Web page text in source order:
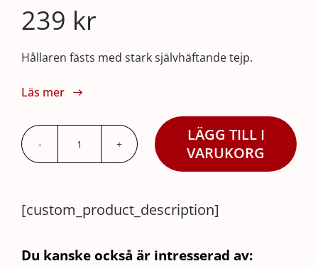
239 kr
Hållaren fästs med stark självhäftande tejp.
Läs mer
Dispenser
600ml
mängd
LÄGG TILL I
VARUKORG
[custom_product_description]
Du kanske också är intresserad av: